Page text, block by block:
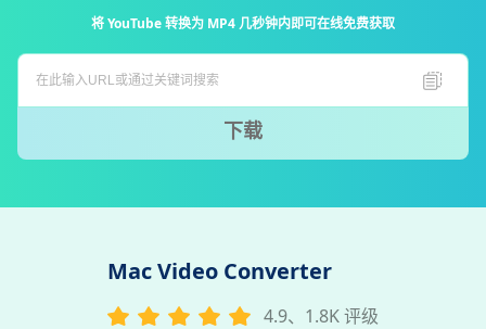
将 YouTube 转换为 MP4 几秒钟内即可在线免费获取
下载
Mac Video Converter
4.9、1.8K 评级